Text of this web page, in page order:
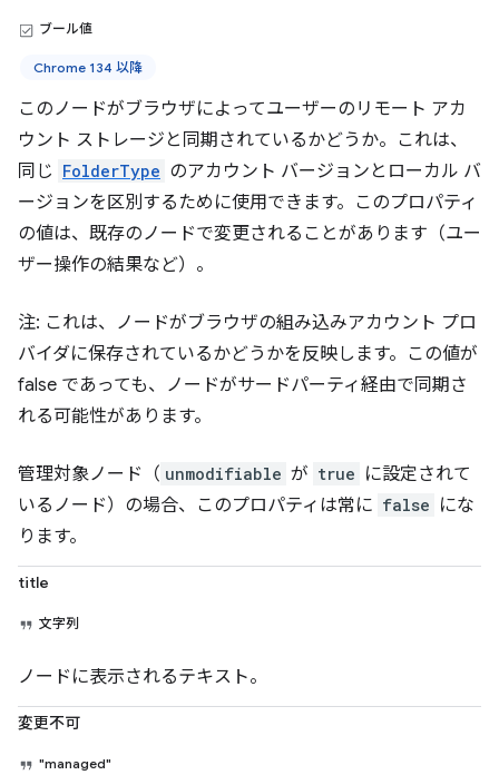
ブール値
Chrome 134 以降
このノードがブラウザによってユーザーのリモート アカ
ウント ストレージと同期されているかどうか。これは、
同じ FolderType のアカウント バージョンとローカル バ
ージョンを区別するために使用できます。このプロパティ
の値は、既存のノードで変更されることがあります（ユー
ザー操作の結果など）。
注: これは、ノードがブラウザの組み込みアカウント プロ
バイダに保存されているかどうかを反映します。この値が
false であっても、ノードがサードパーティ経由で同期さ
れる可能性があります。
管理対象ノード（ unmodifiable が true に設定されて
いるノード）の場合、このプロパティは常に false にな
ります。
title
文字列
ノードに表示されるテキスト。
変更不可
"managed"